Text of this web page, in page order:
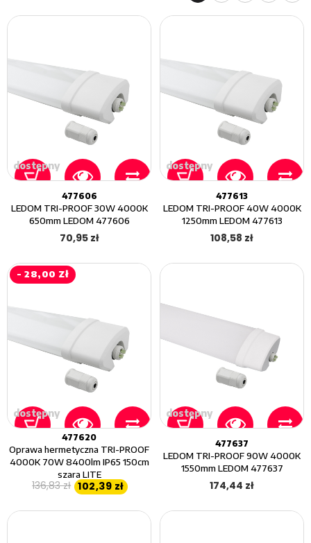
dostępny
477606
LEDOM TRI-PROOF 30W 4000K
650mm LEDOM 477606
70,95 zł
dostępny
477613
LEDOM TRI-PROOF 40W 4000K
1250mm LEDOM 477613
108,58 zł
- 28,00 Zł
dostępny
477620
Oprawa hermetyczna TRI-PROOF
4000K 70W 8400lm IP65 150cm
szara LITE
136,83 zł 102,39 zł
dostępny
477637
LEDOM TRI-PROOF 90W 4000K
1550mm LEDOM 477637
174,44 zł